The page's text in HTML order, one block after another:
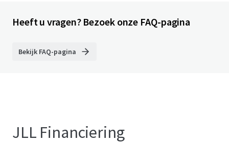
Heeft u vragen? Bezoek onze FAQ-pagina
Bekijk FAQ-pagina
JLL Financiering